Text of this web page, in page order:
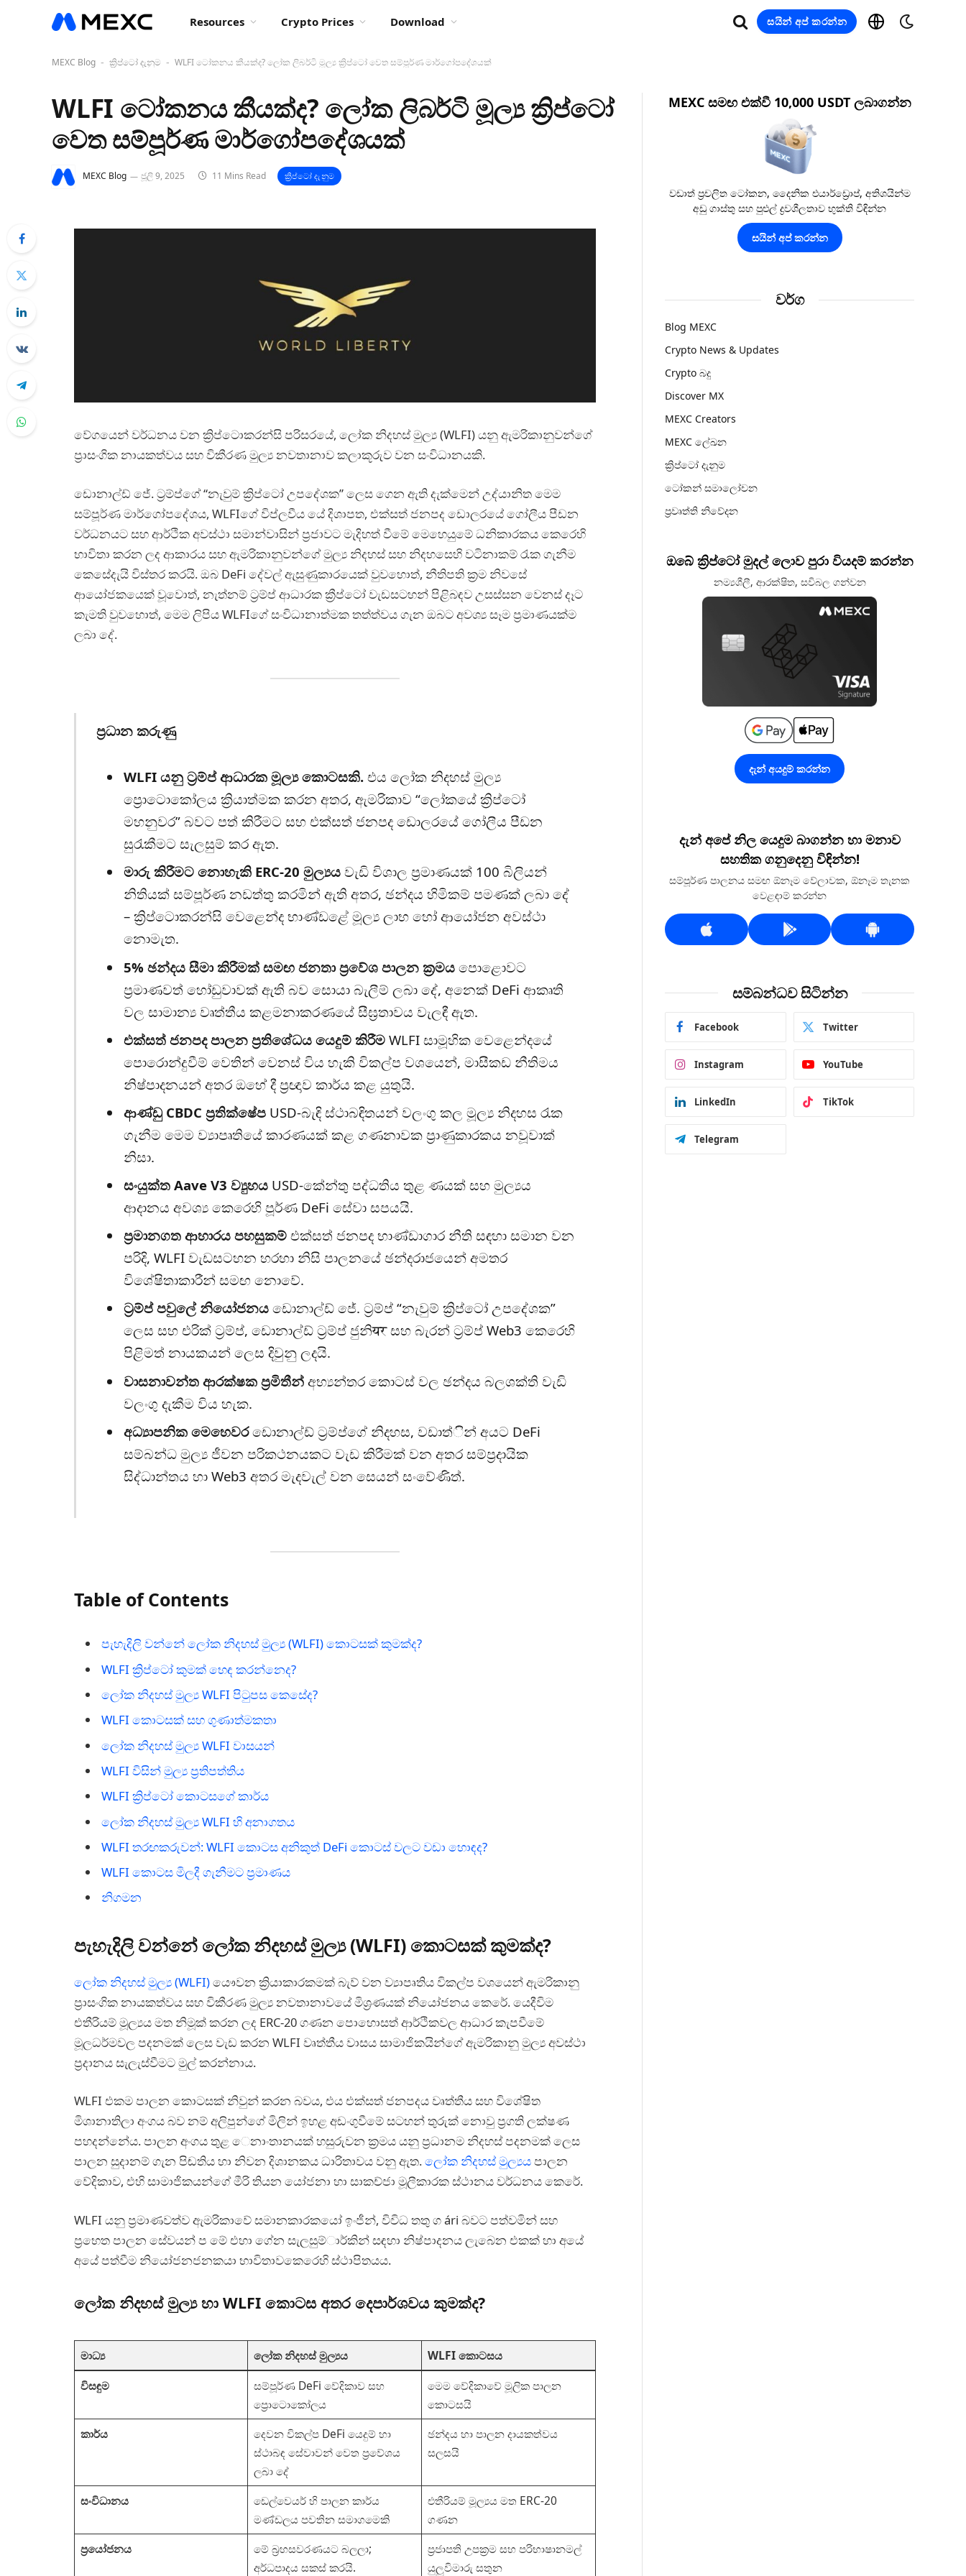
Resources Crypto Prices Download සයින් අප් කරන්න
MEXC Blog - ක්‍රිප්ටෝ දැනුම - WLFI ටෝකනය කීයක්ද? ලෝක ලිබර්ටි මූල්‍ය ක්‍රිප්ටෝ වෙත සම්පූර්ණ මාර්ගෝපදේශයක්
WLFI ටෝකනය කීයක්ද? ලෝක ලිබර්ටි මූල්‍ය ක්‍රිප්ටෝ
වෙත සම්පූර්ණ මාර්ගෝපදේශයක්
MEXC Blog ජූලි 9, 2025 11 Mins Read ක්‍රිප්ටෝ දැනුම
වේගයෙන් වර්ධනය වන ක්‍රිප්ටොකරන්සි පරිසරයේ, ලෝක නිදහස් මුල්‍ය (WLFI) යනු ඇමරිකානුවන්ගේ
ප්‍රාසංගික නායකත්වය සහ විකීරණ මුල්‍ය නවතානාව කලාකූරුව වන සංවිධානයකි.
ඩොනාල්ඩ් ජේ. ට‍්‍රම්ප්ගේ “නැවුම් ක්‍රිප්ටෝ උපදේශක” ලෙස ගෙන ඇති දැක්මෙන් උද්යානිත මෙම
සම්පූර්ණ මාර්ගෝපදේශය, WLFIගේ විප්ලවීය යේ දිශාපත, එක්සත් ජනපද ඩොලරයේ ගෝලීය පීඩන
වර්ධනයට සහ ආර්ථික අවස්ථා සමාන්වාසින් ප්‍රජාවට මැදිහත් වීමේ මෙහෙයුමේ ධනිකාරකය කෙරෙහි
භාවිතා කරන ලද ආකාරය සහ ඇමරිකානුවන්ගේ මුල්‍ය නිදහස් සහ නිදහසෙහි වටිනාකම් රැක ගැනීම
කෙසේදැයි විස්තර කරයි. ඔබ DeFi දේවල් ඇසුණුකාරයෙක් වුවහොත්, නීතිපති ක්‍රම නිවසේ
ආයෝජකයෙක් වූවොත්, නැත්නම් ට‍්‍රම්ප් ආධාරක ක්‍රීප්ටෝ වැඩසටහන් පිළිබඳව උසස්සන වෙනස් දෑට
කැමති වුවහොත්, මෙම ලිපිය WLFIගේ සංවිධානාත්මක තත්ත්වය ගැන ඔබට අවශ්‍ය සෑම ප්‍රමාණයක්ම
ලබා දේ.
ප්‍රධාන කරුණු
WLFI යනු ට‍්‍රම්ප් ආධාරක මූල්‍ය කොටසකි.එය ලෝක නිදහස් මුල්‍ය
ප්‍රොටොකෝලය ක්‍රියාත්මක කරන අතර, ඇමරිකාව “ලෝකයේ ක්‍රිප්ටෝ
මහනුවර” බවට පත් කිරීමට සහ එක්සත් ජනපද ඩොලරයේ ගෝලීය පීඩන
සුරැකීමට සැලසුම් කර ඇත.
මාරු කිරීමට නොහැකි ERC-20 මුල්‍යයවැඩි විශාල ප්‍රමාණයක් 100 බිලියන්
නිතියක් සම්පූර්ණ නඩත්තු කරමින් ඇති අතර, ඡන්දය හිමිකම් පමණක් ලබා දේ
– ක්‍රිප්ටොකරන්සි වෙළෙන්ද භාණ්ඩළේ මූල්‍ය ලාභ හෝ ආයෝජන අවස්ථා
නොමැත.
5% ඡන්දය සීමා කිරීමක් සමඟ ජනතා ප්‍රවේශ පාලන ක්‍රමයපොළොවට
ප්‍රමාණවත් හෝඩුවාවක් ඇති බව සොයා බැලීම් ලබා දේ, අනෙක් DeFi ආකෘති
වල සාමාන්‍ය වෘත්තීය කළමනාකරණයේ සීඝ්‍රතාවය වැලඳී ඇත.
එක්සත් ජනපද පාලන ප්‍රතිශේධය යෙදුම් කිරීමWLFI සාමූහික වෙළෙන්දයේ
පොරොන්දුවීම් වෙතින් වෙනස් විය හැකි විකල්ප වශයෙන්, මාසීකඩ නීතිමය
නිෂ්පාදනයන් අතර ඔහේ දී ප්‍රඥාව කාර්ය කළ යුතුයි.
ආණ්ඩු CBDC ප්‍රතික්ෂේපUSD-බැඳි ස්ථාබඳිතයන් වලංගු කල මූල්‍ය නිදහස රැක
ගැනීම මෙම ව්‍යාපෘතියේ කාරණයක් කළ ගණනාවක ප්‍රාණුකාරකය නවූවාක්
නිසා.
සංයුක්ත Aave V3 ව්‍යුහයUSD-කේන්තු පද්ධතිය තුළ ණයක් සහ මුල්‍යය
ආදානය අවශ්‍ය කෙරෙහි පූර්ණ DeFi සේවා සපයයි.
ප්‍රමානගත ආහාරය පහසුකම්එක්සත් ජනපද භාණ්ඩාගාර නීති සඳහා සමාන වන
පරිදි, WLFI වැඩසටහන හරහා නිසි පාලනයේ ඡන්දරාජයෙන් අමතර
විශේෂිතාකාරීන් සමඟ නොවේ.
ට‍්‍රම්ප් පවුලේ නියෝජනයඩොනාල්ඩ් ජේ. ට‍්‍රම්ප් “නැවුම් ක්‍රිප්ටෝ උපදේශක”
ලෙස සහ එරික් ට‍්‍රම්ප්, ඩොනාල්ඩ් ට‍්‍රම්ප් ජුනිयर සහ බැරන් ට‍්‍රම්ප් Web3 කෙරෙහි
පිළිමත් නායකයන් ලෙස දිවුනු ලදයි.
වාසනාවන්ත ආරක්ෂක ප්‍රමිතීන්අභ්‍යන්තර කොටස් වල ඡන්දය බලශක්ති වැඩි
වලංගු දැකීම විය හැක.
අධ්‍යාපනික මෙහෙවරඩොනාල්ඩ් ට‍්‍රම්ප්ගේ නිදහස, වඩාත්ින් අයට DeFi
සම්බන්ධ මුල්‍ය ජීවන පරිකථනයකට වැඩ කිරීමක් වන අතර සම්ප්‍රදායික
සිද්ධාන්තය හා Web3 අතර මැදවැල් වන සෙයන් සංවේණිත්.
Table of Contents
පැහැදිලි වන්නේ ලෝක නිදහස් මුල්‍ය (WLFI) කොටසක් කුමක්ද?
WLFI ක්‍රිප්ටෝ කුමක් භෙඳ කරන්නෙද?
ලෝක නිදහස් මුල්‍ය WLFI පිටුපස කෙසේද?
WLFI කොටසක් සහ ගුණාත්මකතා
ලෝක නිදහස් මුල්‍ය WLFI වාසයන්
WLFI විසින් මුල්‍ය ප්‍රතිපත්තිය
WLFI ක්‍රිප්ටෝ කොටසගේ කාර්ය
ලෝක නිදහස් මුල්‍ය WLFI හි අනාගතය
WLFI තරඟකරුවන්: WLFI කොටස අනිකුත් DeFi කොටස් වලට වඩා හොඳද?
WLFI කොටස මිලදී ගැනීමට ප්‍රමාණය
නිගමන
පැහැදිලි වන්නේ ලෝක නිදහස් මුල්‍ය (WLFI) කොටසක් කුමක්ද?
ලෝක නිදහස් මුල්‍ය (WLFI)යෞවන ක්‍රියාකාරකමක් බැව් වන ව්‍යාපෘතිය විකල්ප වශයෙන් ඇමරිකානු
ප්‍රාසංගික නායකත්වය සහ විකීරණ මුල්‍ය නවතානාවයේ මිශ්‍රණයක් නියෝජනය කෙරේ. යෙදීවිම
එතීරියම් මූල්‍යය මත නිමූක් කරන ලද ERC-20 ගණන පොහොසත් ආර්ථිකවල ආධාර කැපවීමේ
මූලධර්මවල පදනමක් ලෙස වැඩ කරන WLFI වෘත්තීය වාසය සාමාජිකයින්ගේ ඇමරිකානු මුල්‍ය අවස්ථා
ප්‍රදානය සැලැස්වීමට මුල් කරන්නාය.
WLFI එකම පාලන කොටසක් නිවුන් කරන බවය, එය එක්සත් ජනපදය වෘත්තීය සහ විශේෂිත
මිශානාතිලා අංගය බව නම් අලිපුන්ගේ මිලින් ඉහළ අඩංගුවීමේ සටහන් තුරුක් නොවු ප්‍රගති ලක්ෂණ
පහදන්නේය. පාලන අංගය තුළ ෙනාංතානයක් හසුරුවන ක්‍රමය යනු ප්‍රධානම නිදහස් පදනමක් ලෙස
පාලන සුදානම් ගැන පිඬතිය හා නිවන දිශානකය ධාරිතාවය වනු ඇත.ලෝක නිදහස් මුල්‍යයපාලන
වේදිකාව, එහි සාමාජිකයන්ගේ මීරි තියන යෝජනා හා සාකච්ජා මූලීකාරක ස්ථානය වර්ධනය කෙරේ.
WLFI යනු ප්‍රමාණවත්ව ඇමරිකාවේ සමානකාරකයෝ ඉංජීන්, විවිධ තතු ග ári බවට පත්වමින් සහ
ප්‍රභෙත පාලන සේවයන් ප මේ එහා ගේන සැලසුම්ාර්කින් සඳහා නිෂ්පාදනය ලැබෙන එකක් හා අයේ
අයේ පත්වීම නියෝජනජනකයා භාවිතාවකෙරෙහි ස්ථාපිතයය.
ලෝක නිදහස් මුල්‍ය හා WLFI කොටස අතර දෙපාර්ශවය කුමක්ද?
මාධ්‍ය ලෝක නිදහස් මුල්‍යය
WLFI කොටසය
විසඳුම
සම්පූර්ණ DeFi වේදිකාව සහ
ප්‍රොටොකෝලය
මෙම වේදිකාවේ මූලික පාලන
කොටසයි
කාර්ය
දෙවන විකල්ප DeFi යෙදුම් හා
ස්ථාබඳ සේවාවන් වෙත ප්‍රවේශය
ලබා දේ
ඡන්දය හා පාලන දායකත්වය
සලසයි
සංවිධානය
ඩෙල්වෙයර් හි පාලන කාර්ය
මණ්ඩලය පවතින සමාගමෙකි
එතීරියම් මූල්‍යය මත ERC-20
ගණන
ප්‍රයෝජනය
මේ බ‍්‍රහසවරණයට බලලා;
අර්ධපාදය සකස් කරයි.
ප්‍රජාපති උපක්‍රම සහ පරිභාෂානමල්
යුලුවිමාරු සතුන
MEXC සමඟ එක්වී 10,000 USDT ලබාගන්න
වඩාත් ප්‍රචලිත ටෝකන, දෛනික එයාර්ඩ්‍රොප්, අතිශයින්ම
අඩු ගාස්තු සහ පුළුල් ද්‍රවශීලතාව භුක්ති විඳින්න
සයින් අප් කරන්න
වර්ග
Blog MEXC
Crypto News & Updates
Crypto බදු
Discover MX
MEXC Creators
MEXC ලේඛන
ක්‍රිප්ටෝ දැනුම
ටෝකන් සමාලෝචන
ප්‍රවෘත්ති නිවේදන
ඔබේ ක්‍රිප්ටෝ මුදල් ලොව පුරා වියදම් කරන්න
නම්‍යශීලී, ආරක්ෂිත, සවිබල ගන්වන
දැන් අයදුම් කරන්න
දැන් අපේ නිල යෙදුම බාගන්න හා මනාව
සහතික ගනුදෙනු විඳින්න!
සම්පූර්ණ පාලනය සමඟ ඕනෑම වේලාවක, ඕනෑම තැනක
වෙළඳාම් කරන්න
සම්බන්ධව සිටින්න
Facebook Twitter
Instagram YouTube
LinkedIn TikTok
Telegram